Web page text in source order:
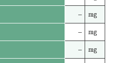
– mg
– mg
– mg